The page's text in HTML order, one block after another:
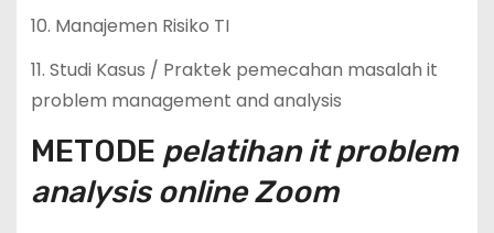
10. Manajemen Risiko TI
11. Studi Kasus / Praktek pemecahan masalah it
problem management and analysis
METODE pelatihan it problem
analysis online Zoom